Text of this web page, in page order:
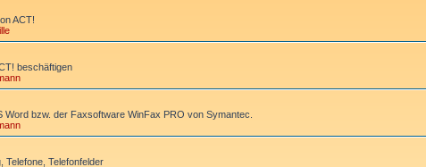
ACT!
beschäftigen
bzw. der Faxsoftware WinFax PRO von Symantec.
Telefone, Telefonfelder